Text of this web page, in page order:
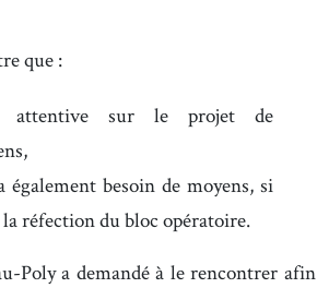
que :
attentive sur le projet de
besoin de moyens, si
la réfection du bloc opératoire.
Poly a demandé à le rencontrer afin